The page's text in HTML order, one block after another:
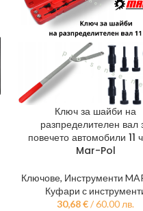
ДОБАВЯНЕ В КОЛИЧКАТА
Ключ за шайби на
разпределителен вал
повечето автомобили 11
Mar-Pol
Ключове, Инструменти
Куфари с
30,68€/ 60.00 лв.